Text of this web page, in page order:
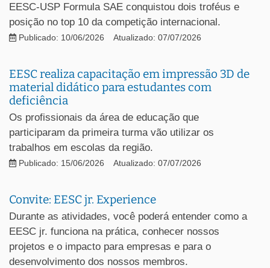
EESC-USP Formula SAE conquistou dois troféus e
posição no top 10 da competição internacional.
Publicado: 10/06/2026 Atualizado: 07/07/2026
EESC realiza capacitação em impressão 3D de
material didático para estudantes com
deficiência
Os profissionais da área de educação que
participaram da primeira turma vão utilizar os
trabalhos em escolas da região.
Publicado: 15/06/2026 Atualizado: 07/07/2026
Convite: EESC jr. Experience
Durante as atividades, você poderá entender como a
EESC jr. funciona na prática, conhecer nossos
projetos e o impacto para empresas e para o
desenvolvimento dos nossos membros.